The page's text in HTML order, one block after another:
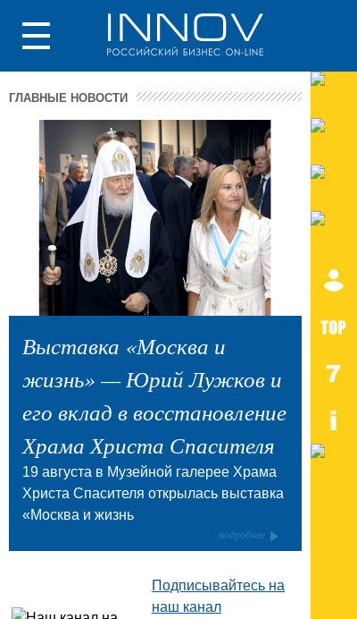
ГЛАВНЫЕ НОВОСТИ
Выставка «Москва и
жизнь» — Юрий Лужков и
его вклад в восстановление
Храма Христа Спасителя
19 августа в Музейной галерее Храма
Христа Спасителя открылась выставка
«Москва и жизнь
подробнее
Подписывайтесь на
наш канал